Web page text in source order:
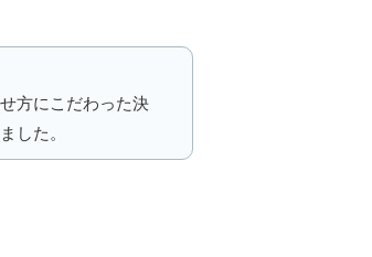
方にこだわった決
した。